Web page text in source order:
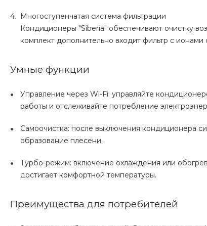
Многоступенчатая система фильтрации
Кондиционеры "Siberia" обеспечивают очистку
комплект дополнительно входит фильтр с
Умные функции
Управление через Wi-Fi: управляйте
работы и отслеживайте потребление
Самоочистка: после выключения кондиционера
образование плесени.
Турбо-режим: включение охлаждения или
достигает комфортной температуры.
Преимущества для потребителей